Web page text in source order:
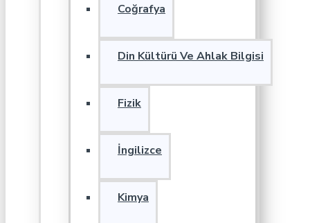
Coğrafya
Din Kültürü Ve Ahlak Bilgisi
Fizik
İngilizce
Kimya